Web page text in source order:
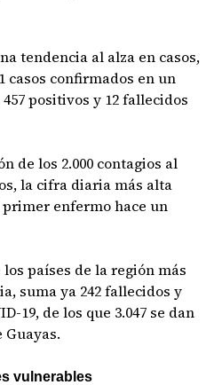
tendencia al alza en casos,
casos confirmados en un
positivos y 12 fallecidos
de los 2.000 contagios al
la cifra diaria más alta
enfermo hace un
países de la región más
suma ya 242 fallecidos y
19, de los que 3.047 se dan
vulnerables